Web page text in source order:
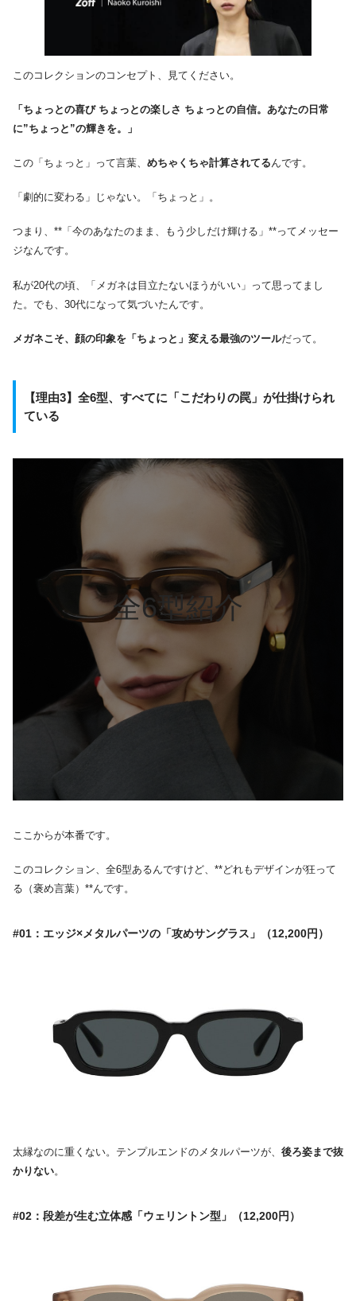
このコレクションのコンセプト、見てください。
「ちょっとの喜び ちょっとの楽しさ ちょっとの自信。あなたの日常
に”ちょっと”の輝きを。」
この「ちょっと」って言葉、 めちゃくちゃ計算されてるんです。
「劇的に変わる」じゃない。「ちょっと」。
つまり、**「今のあなたのまま、もう少しだけ輝ける」**ってメッセー
ジなんです。
私が20代の頃、「メガネは目立たないほうがいい」って思ってまし
た。でも、30代になって気づいたんです。
メガネこそ、顔の印象を「ちょっと」変える最強のツールだって。
【理由3】全6型、すべてに「こだわりの罠」が仕掛けられ
ている
全6型紹介
ここからが本番です。
このコレクション、全6型あるんですけど、**どれもデザインが狂って
る（褒め言葉）**んです。
#01：エッジ×メタルパーツの「攻めサングラス」（12,200円）
太縁なのに重くない。テンプルエンドのメタルパーツが、 後ろ姿まで抜
かりない。
#02：段差が生む立体感「ウェリントン型」（12,200円）